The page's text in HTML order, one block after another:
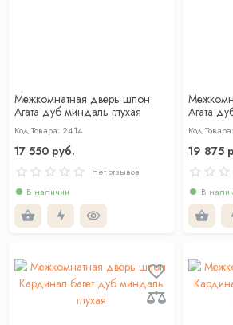
Межкомнатная дверь шпон
Агата дуб миндаль глухая
Код Товара: 2414
17 550 руб.
Нет отзывов
В наличии
Агата
Код
19 875
В